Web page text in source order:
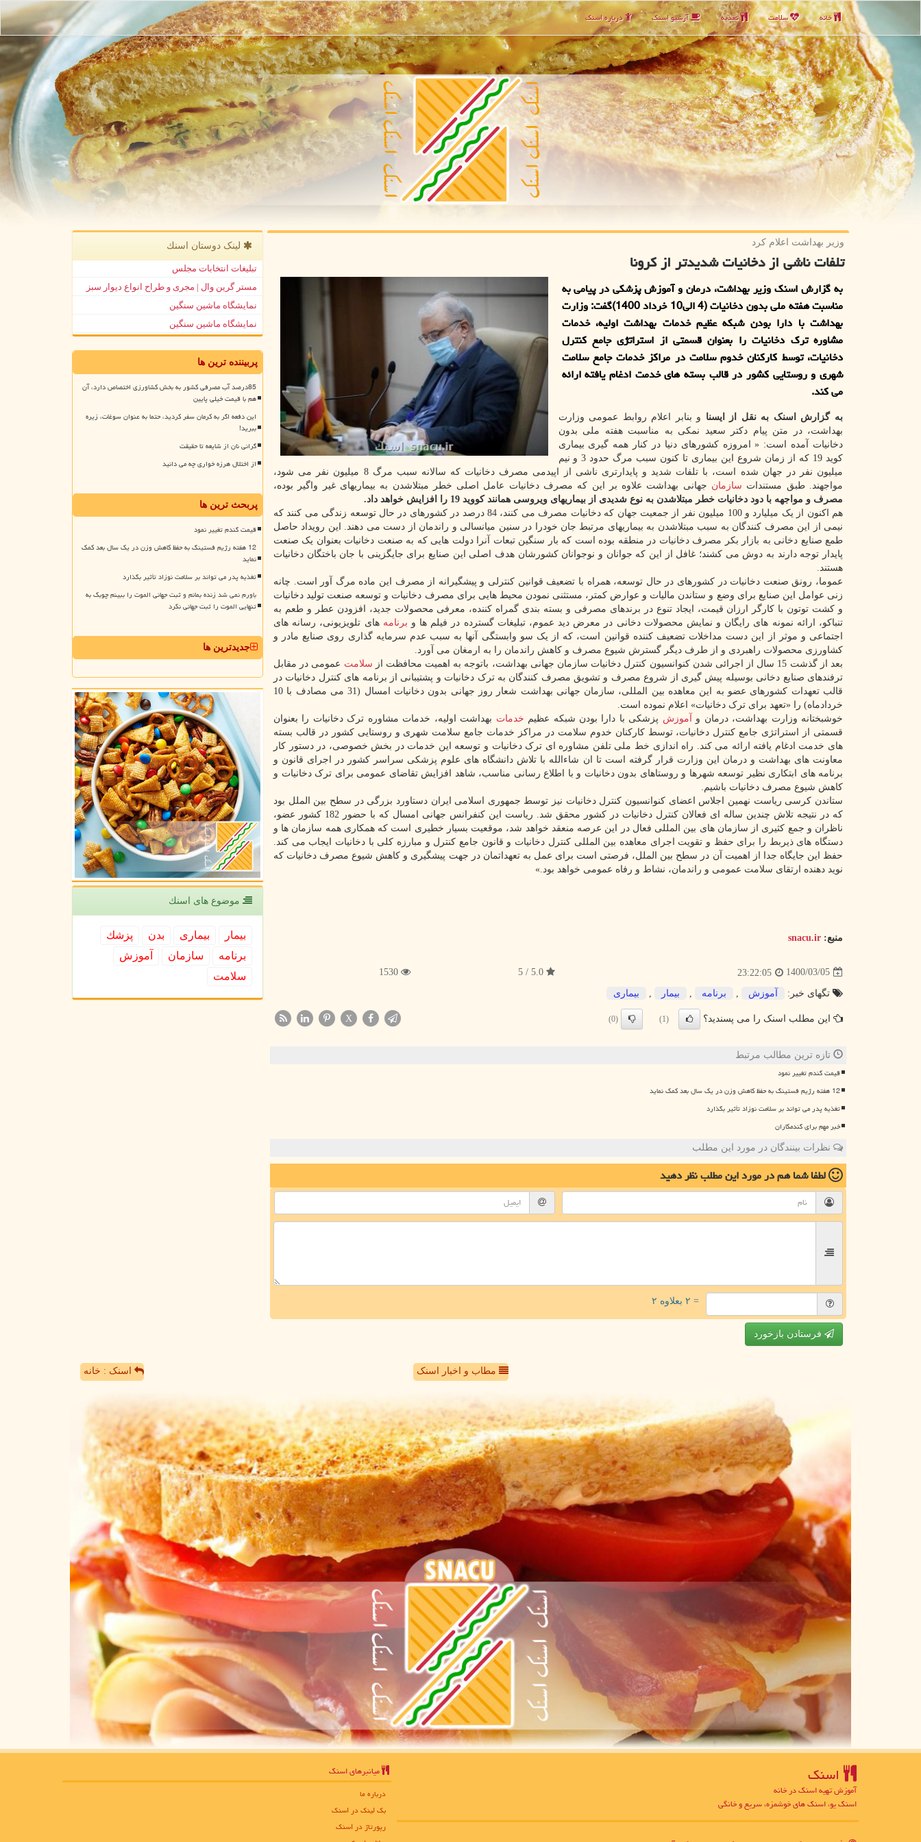
خانه سلامت تغذیه آرشیو اسنك درباره اسنك
وزیر بهداشت اعلام كرد
تلفات ناشی از دخانیات شدیدتر از كرونا
به گزارش اسنک وزیر بهداشت، درمان و آموزش پزشکی در پیامی به
مناسبت هفته ملی بدون دخانیات (4 الی10 خرداد 1400)گفت: وزارت
بهداشت با دارا بودن شبکه عظیم خدمات بهداشت اولیه، خدمات
مشاوره ترک دخانیات را بعنوان قسمتی از استراتژی جامع کنترل
دخانیات، توسط کارکنان خدوم سلامت در مراکز خدمات جامع سلامت
شهری و روستایی کشور در قالب بسته های خدمت ادغام یافته ارائه
می کند.
به گزارش اسنک به نقل از ایسنا و بنابر اعلام روابط عمومی وزارت
بهداشت، در متن پیام دکتر سعید نمکی به مناسبت هفته ملی بدون
دخانیات آمده است: « امروزه کشورهای دنیا در کنار همه گیری بیماری
کوید 19 که از زمان شروع این بیماری تا کنون سبب مرگ حدود 3 و نیم
میلیون نفر در جهان شده است، با تلفات شدید و پایدارتری ناشی از اپیدمی مصرف دخانیات که سالانه سبب مرگ 8 میلیون نفر می شود،
مواجهند. طبق مستندات سازمان جهانی بهداشت علاوه بر این که مصرف دخانیات عامل اصلی خطر مبتلاشدن به بیماریهای غیر واگیر بوده،
مصرف و مواجهه با دود دخانیات خطر مبتلاشدن به نوع شدیدی از بیماریهای ویروسی همانند کووید 19 را افزایش خواهد داد.
هم اکنون از یک میلیارد و 100 میلیون نفر از جمعیت جهان که دخانیات مصرف می کنند، 84 درصد در کشورهای در حال توسعه زندگی می کنند که
نیمی از این مصرف کنندگان به سبب مبتلاشدن به بیماریهای مرتبط جان خودرا در سنین میانسالی و راندمان از دست می دهند. این رویداد حاصل
طمع صنایع دخانی به بازار بکر مصرف دخانیات در منطقه بوده است که بار سنگین تبعات آنرا دولت هایی که به صنعت دخانیات بعنوان یک صنعت
پایدار توجه دارند به دوش می کشند؛ غافل از این که جوانان و نوجوانان کشورشان هدف اصلی این صنایع برای جایگزینی با جان باختگان دخانیات
هستند.
عموما، رونق صنعت دخانیات در کشورهای در حال توسعه، همراه با تضعیف قوانین کنترلی و پیشگیرانه از مصرف این ماده مرگ آور است. چانه
زنی عوامل این صنایع برای وضع و ستاندن مالیات و عوارض کمتر، مستثنی نمودن محیط هایی برای مصرف دخانیات و توسعه صنعت تولید دخانیات
و کشت توتون با کارگر ارزان قیمت، ایجاد تنوع در برندهای مصرفی و بسته بندی گمراه کننده، معرفی محصولات جدید، افزودن عطر و طعم به
تنباکو، ارائه نمونه های رایگان و نمایش محصولات دخانی در معرض دید عموم، تبلیغات گسترده در فیلم ها و برنامه های تلویزیونی، رسانه های
اجتماعی و موثر از این دست مداخلات تضعیف کننده قوانین است، که از یک سو وابستگی آنها به سبب عدم سرمایه گذاری روی صنایع مادر و
کشاورزی محصولات راهبردی و از طرف دیگر گسترش شیوع مصرف و کاهش راندمان را به ارمغان می آورد.
بعد از گذشت 15 سال از اجرائی شدن کنوانسیون کنترل دخانیات سازمان جهانی بهداشت، باتوجه به اهمیت محافظت از
سلامت عمومی در مقابل
ترفندهای صنایع دخانی بوسیله پیش گیری از شروع مصرف و تشویق مصرف کنندگان به ترک دخانیات و پشتیبانی از برنامه های کنترل دخانیات در
قالب تعهدات کشورهای عضو به این معاهده بین المللی، سازمان جهانی بهداشت شعار روز جهانی بدون دخانیات امسال (31 می مصادف با 10
خردادماه) را «تعهد برای ترک دخانیات» اعلام نموده است.
خوشبختانه وزارت بهداشت، درمان و
آموزش پزشکی با دارا بودن شبکه عظیم خدمات بهداشت اولیه، خدمات مشاوره ترک دخانیات را بعنوان
قسمتی از استراتژی جامع کنترل دخانیات، توسط کارکنان خدوم سلامت در مراکز خدمات جامع سلامت شهری و روستایی کشور در قالب بسته
های خدمت ادغام یافته ارائه می کند. راه اندازی خط ملی تلفن مشاوره ای ترک دخانیات و توسعه این خدمات در بخش خصوصی، در دستور کار
معاونت های بهداشت و درمان این وزارت قرار گرفته است تا ان شاءالله با تلاش دانشگاه های علوم پزشکی سراسر کشور در اجرای قانون و
برنامه های ابتکاری نظیر توسعه شهرها و روستاهای بدون دخانیات و با اطلاع رسانی مناسب، شاهد افزایش تقاضای عمومی برای ترک دخانیات و
کاهش شیوع مصرف دخانیات باشیم.
ستاندن کرسی ریاست نهمین اجلاس اعضای کنوانسیون کنترل دخانیات نیز توسط جمهوری اسلامی ایران دستاورد بزرگی در سطح بین الملل بود
که در نتیجه تلاش چندین ساله ای فعالان کنترل دخانیات در کشور محقق شد. ریاست این کنفرانس جهانی امسال که با حضور 182 کشور عضو،
ناظران و جمع کثیری از سازمان های بین المللی فعال در این عرصه منعقد خواهد شد، موقعیت بسیار خطیری است که همکاری همه سازمان ها و
دستگاه های ذیربط را برای حفظ و تقویت اجرای معاهده بین المللی کنترل دخانیات و قانون جامع کنترل و مبارزه کلی با دخانیات ایجاب می کند.
حفظ این جایگاه جدا از اهمیت آن در سطح بین الملل، فرصتی است برای عمل به تعهداتمان در جهت پیشگیری و کاهش شیوع مصرف دخانیات که
نوید دهنده ارتقای سلامت عمومی و راندمان، نشاط و رفاه عمومی خواهد بود.»
منبع: snacu.ir
1400/03/05
23:22:05
5.0 / 5
1530
تگهای خبر: آموزش برنامه بیمار بیماری
این مطلب اسنک را می پسندید؟ (1)
(0)
X
تازه ترین مطالب مرتبط
قیمت گندم تغییر نمود
12 هفته رژیم فستینگ به حفظ کاهش وزن در یک سال بعد کمک نماید
تغذیه پدر می تواند بر سلامت نوزاد تأثیر بگذارد
خبر مهم برای گندمکاران
نظرات بینندگان در مورد این مطلب
لطفا شما همدر مورد این مطلبنظر دهید
= ۲ بعلاوه ۲
فرستادن بازخورد
لینک دوستان اسنك
تبلیغات انتخابات مجلس
مستر گرین وال | مجری و طراح انواع دیوار سبز
نمایشگاه ماشین سنگین
نمایشگاه ماشین سنگین
پربیننده ترین ها
85درصد آب مصرفی کشور به بخش کشاورزی اختصاص دارد، آن
هم با قیمت خیلی پایین
این دفعه اگر به کرمان سفر کردید، حتما به عنوان سوغات، زیره
ببرید!
گرانی نان از شایعه تا حقیقت
از اختلال هرزه خواری چه می دانید
پربحث ترین ها
قیمت گندم تغییر نمود
12 هفته رژیم فستینگ به حفظ کاهش وزن در یک سال بعد کمک
نماید
تغذیه پدر می تواند بر سلامت نوزاد تأثیر بگذارد
باورم نمی شد زنده بمانم و ثبت جهانی الموت را ببینم چوبک به
تنهایی الموت را ثبت جهانی نکرد
جدیدترین ها
موضوع های اسنك
بیمار بیماری بدن
پزشك
برنامه
سازمان
آموزش
سلامت
مطاب و اخبار اسنک اسنک : خانه
اسنك
آموزش تهیه اسنک در خانه
اسنک یو، اسنک های خوشمزه، سریع و خانگی
میانبرهای اسنك
درباره ما
بک لینک در اسنك
رپورتاژ در اسنك